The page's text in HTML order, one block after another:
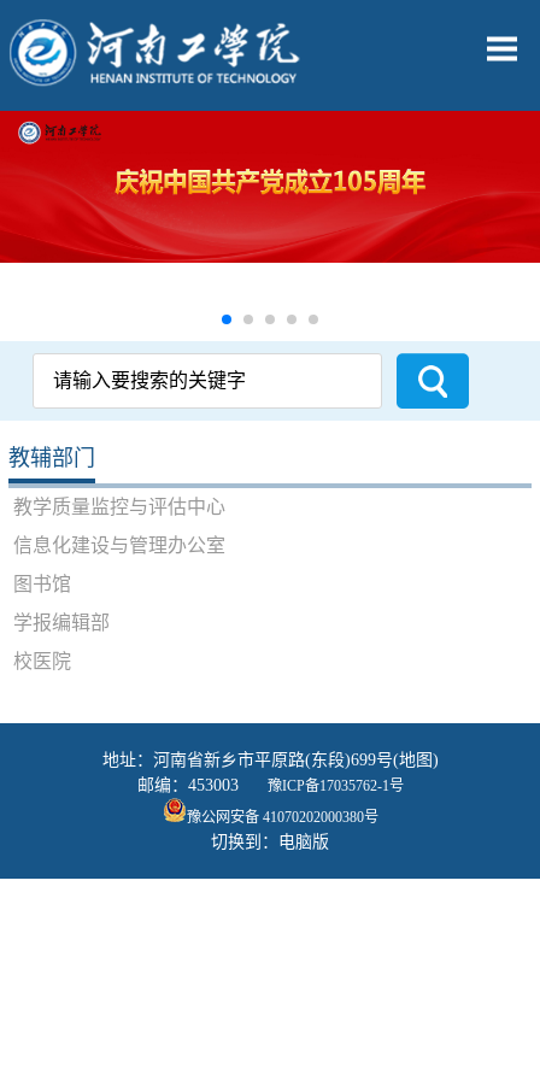
教辅部门
教学质量监控与评估中心
信息化建设与管理办公室
图书馆
学报编辑部
校医院
地址：河南省新乡市平原路(东段)699号(地图)
邮编：453003 豫ICP备17035762-1号
豫公网安备 41070202000380号
切换到：电脑版